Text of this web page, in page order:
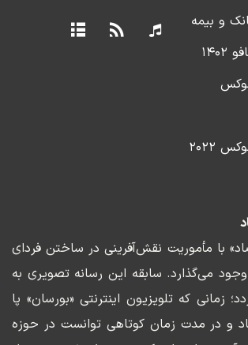
و بیمه
۲۰۲۲
با مأموریت نقش‌آفرینی در ساختن فردای
می‌گذارد. سابقه این رسانه تصویری به
برمی‌گردد؛ زمانی که تلویزیون اینترنتی «بورسان» پا
و در مدت زمان کوتاهی توانست در حوزه